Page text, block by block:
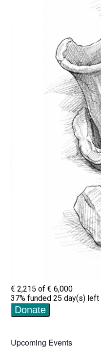
Upcoming Events